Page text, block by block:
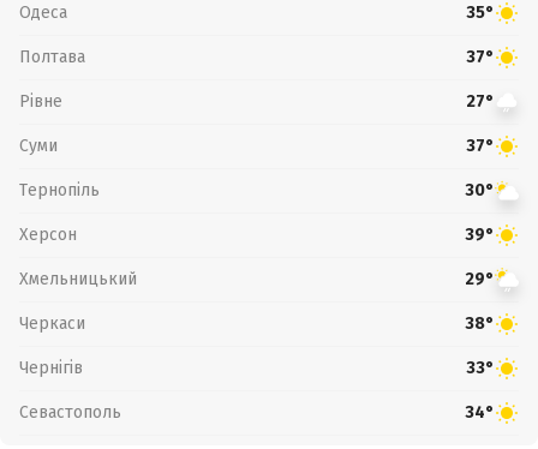
Одеса 35°
Полтава 37°
Рівне 27°
Суми 37°
Тернопіль 30°
Херсон 39°
Хмельницький 29°
Черкаси 38°
Чернігів 33°
Севастополь 34°